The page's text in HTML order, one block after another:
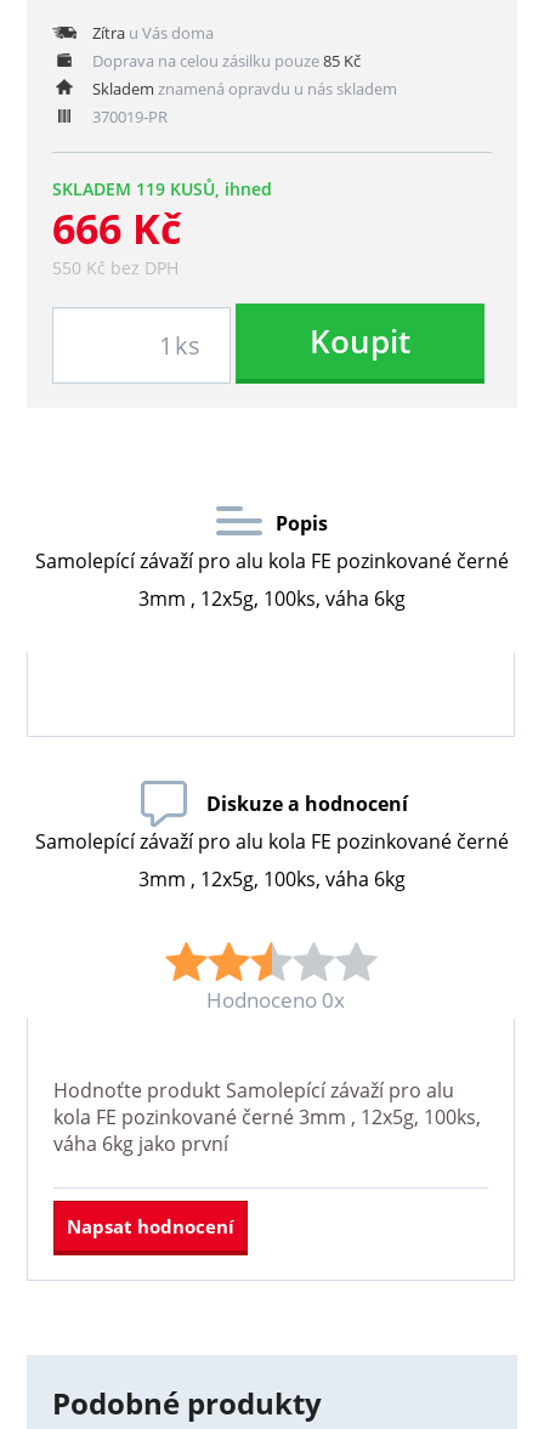
Zítrau Vás doma
Doprava na celou zásilku pouze85 Kč
Skladem znamená opravdu u nás skladem
370019-PR
SKLADEM 119 KUSŮ, ihned
666 Kč
550 Kč bez DPH
ks Koupit
Popis
Samolepící závaží pro alu kola FE pozinkované černé
3mm , 12x5g, 100ks, váha 6kg
Diskuze a hodnocení
Samolepící závaží pro alu kola FE pozinkované černé
3mm , 12x5g, 100ks, váha 6kg
Hodnoceno 0x
Hodnoťte produktSamolepící závaží pro alu
kola FE pozinkované černé 3mm , 12x5g, 100ks,
váha 6kgjako první
Napsat hodnocení
Podobné produkty